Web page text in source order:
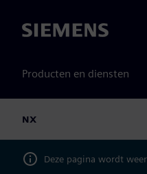
Siemens
Producten en diensten
NX
Deze pagina wordt